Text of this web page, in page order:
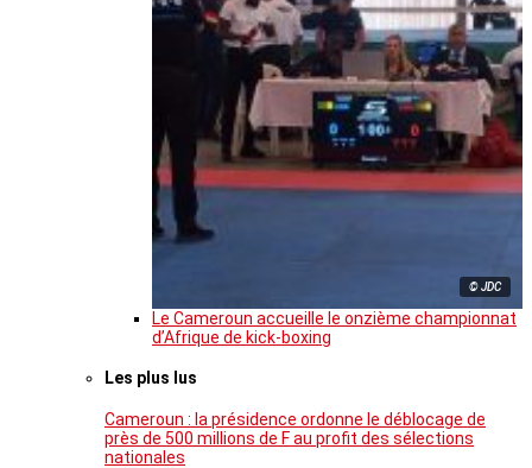
© JDC
Le Cameroun accueille le onzième championnat
d’Afrique de kick-boxing
Les plus lus
Cameroun : la présidence ordonne le déblocage de
près de 500 millions de F au profit des sélections
nationales